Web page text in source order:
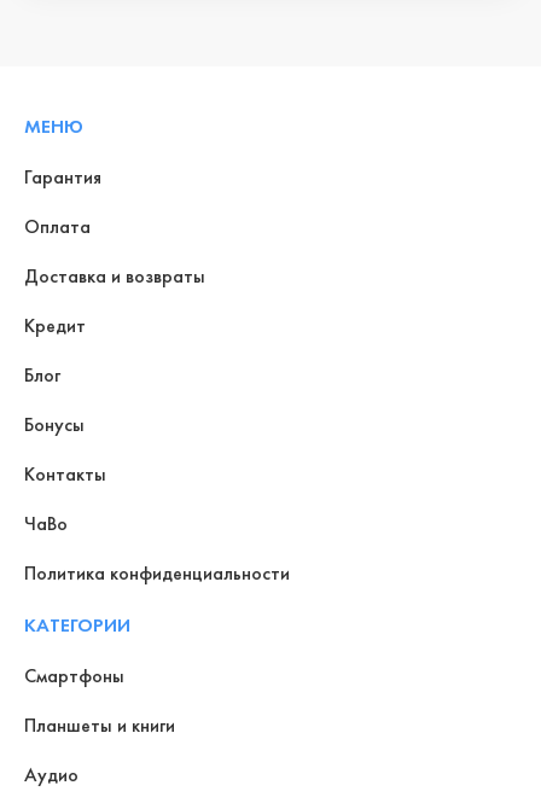
МЕНЮ
Гарантия
Оплата
Доставка и возвраты
Кредит
Блог
Бонусы
Контакты
ЧаВо
Политика конфиденциальности
КАТЕГОРИИ
Смартфоны
Планшеты и книги
Аудио